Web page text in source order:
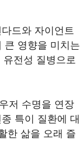
드와 자이언트
큰 영향을 미치는
전성 질병으로
저 수명을 연장
특이 질환에 대
한 삶을 오래 즐